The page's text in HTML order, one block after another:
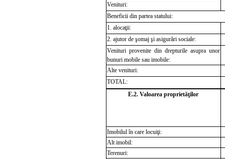
Venituri:
Beneficii din partea statului:
1. alocaţii:
2. ajutor de şomaj şi asigurări sociale:
Venituri provenite din drepturile asupra unor
bunuri mobile sau imobile:
Alte venituri:
TOTAL:
E.2. Valoarea proprietăţilor
Imobilul în care locuiţi:
Alt imobil:
Terenuri: